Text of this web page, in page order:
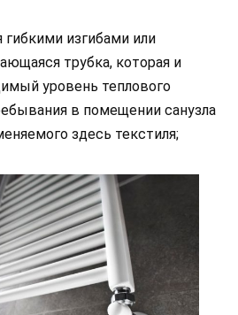
изгибами или
трубка, которая и
уровень теплового
в помещении санузла
здесь текстиля;